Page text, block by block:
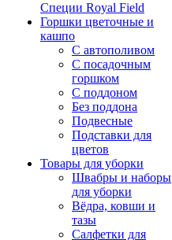
Специи Royal Field
Горшки цветочные и
кашпо
С автополивом
С посадочным
горшком
С поддоном
Без поддона
Подвесные
Подставки для
цветов
Товары для уборки
Швабры и наборы
для уборки
Вёдра, ковши и
тазы
Салфетки для